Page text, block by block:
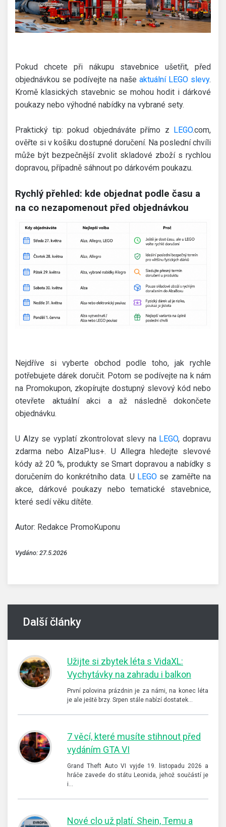
Pokud chcete při nákupu stavebnice ušetřit, před
objednávkou se podívejte na naše aktuální LEGO slevy.
Kromě klasických stavebnic se mohou hodit i dárkové
poukazy nebo výhodné nabídky na vybrané sety.
Praktický tip: pokud objednáváte přímo z LEGO.com,
ověřte si v košíku dostupné doručení. Na poslední chvíli
může být bezpečnější zvolit skladové zboží s rychlou
dopravou, případně sáhnout po dárkovém poukazu.
Rychlý přehled: kde objednat podle času a
na co nezapomenout před objednávkou
Nejdříve si vyberte obchod podle toho, jak rychle
potřebujete dárek doručit. Potom se podívejte na k nám
na Promokupon, zkopírujte dostupný slevový kód nebo
otevřete aktuální akci a až následně dokončete
objednávku.
U Alzy se vyplatí zkontrolovat slevy na LEGO, dopravu
zdarma nebo AlzaPlus+. U Allegra hledejte slevové
kódy až 20 %, produkty se Smart dopravou a nabídky s
doručením do konkrétního data. U LEGOse zaměřte na
akce, dárkové poukazy nebo tematické stavebnice,
které sedí věku dítěte.
Autor: Redakce PromoKuponu
Vydáno: 27.5.2026
Další články
Užijte si zbytek léta s VidaXL:
Vychytávky na zahradu i balkon
První polovina prázdnin je za námi, na konec léta
je ale ještě brzy. Srpen stále nabízí dostatek…
7 věcí, které musíte stihnout před
vydáním GTA VI
Grand Theft Auto VI vyjde 19. listopadu 2026 a
hráče zavede do státu Leonida, jehož součástí je
i…
Nové clo už platí. Shein, Temu a